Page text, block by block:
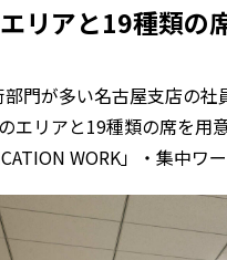
リアと19種類の
門が多い名古屋支店の
エリアと19種類の席を用
WORK」・集中